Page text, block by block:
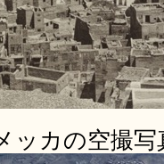
ッカの空撮写